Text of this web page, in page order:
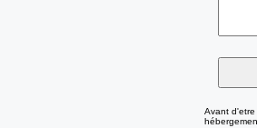
Avant d'etre